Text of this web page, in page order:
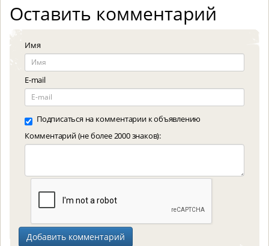
Оставить комментарий
Имя
E-mail
Подписаться на комментарии к объявлению
Комментарий (не более 2000 знаков):